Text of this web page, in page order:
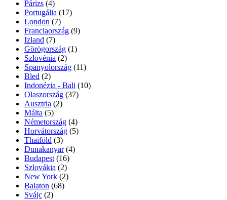
Párizs (4)
Portugália (17)
London (7)
Franciaország (9)
Izland (7)
Görögország (1)
Szlovénia (2)
Spanyolország (11)
Bled (2)
Indonézia - Bali (10)
Olaszország (37)
Ausztria (2)
Málta (5)
Németország (4)
Horvátország (5)
Thaiföld (3)
Dunakanyar (4)
Budapest (16)
Szlovákia (2)
New York (2)
Balaton (68)
Svájc (2)